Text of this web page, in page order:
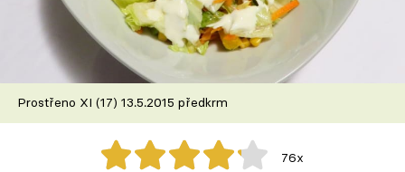
Škola vaření
Recepty z TV
Speciál: Cuketa
Těhotnej kuchař
Prostřeno XI (17) 13.5.2015 předkrm
76x